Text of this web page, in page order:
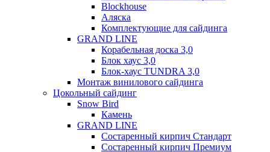
Blockhouse
Аляска
Комплектующие для сайдинга
GRAND LINE
Корабельная доска 3,0
Блок хаус 3,0
Блок-хаус TUNDRA 3,0
Монтаж винилового сайдинга
Цокольный сайдинг
Snow Bird
Камень
GRAND LINE
Состаренный кирпич Стандарт
Состаренный кирпич Премиум